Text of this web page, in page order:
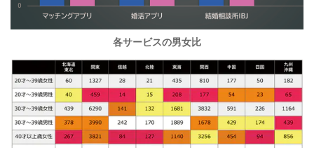
各サービスの男女比